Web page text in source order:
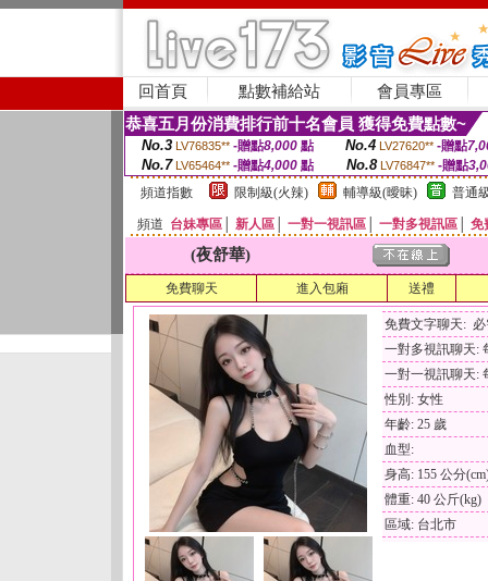
回首頁 點數補給站 會員專區
恭喜五月份消費排行前十名會員 獲得免費點數~
No.3 LV76835** -贈點8,000點 No.4 LV27620** -贈點
No.7 LV65464** -贈點4,000 點 No.8 LV76847** -贈點
頻道指數
限制級(火辣) 輔導級(曖昧) 普通
頻道 台妹專區 新人區 一對一視訊區 一對多視訊區 免
(夜舒華)
免費聊天 進入包廂 送禮
免費文字聊天:
一對多視訊聊天:
一對一視訊聊天:
性別: 女性
年齡: 25 歲
血型:
身高: 155 公分
體重: 40 公斤(kg)
區域: 台北市